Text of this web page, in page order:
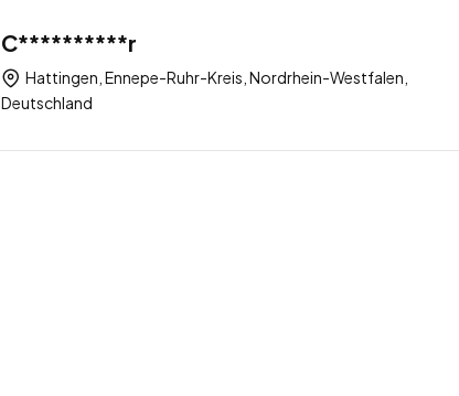
C**********r
Hattingen, Ennepe-Ruhr-Kreis, Nordrhein-Westfalen,
Deutschland